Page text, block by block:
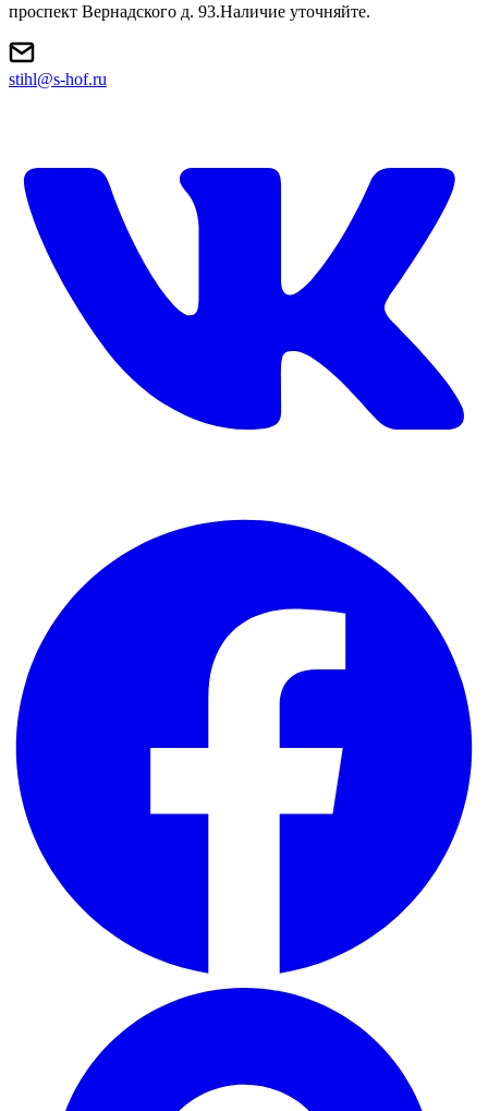
проспект Вернадского д. 93.Наличие уточняйте.
stihl@s-hof.ru